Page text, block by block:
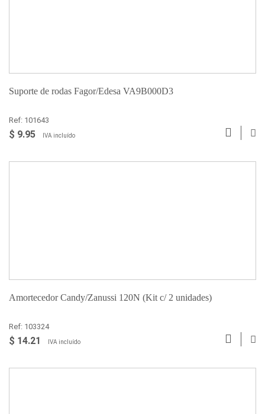
Suporte de rodas Fagor/Edesa VA9B000D3
Ref: 101643
$ 9.95 IVA incluído
Amortecedor Candy/Zanussi 120N (Kit c/ 2 unidades)
Ref: 103324
$ 14.21 IVA incluído